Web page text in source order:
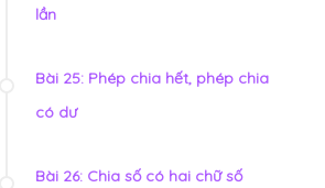
lần
Bài 25: Phép chia hết, phép chia
có dư
Bài 26: Chia số có hai chữ số